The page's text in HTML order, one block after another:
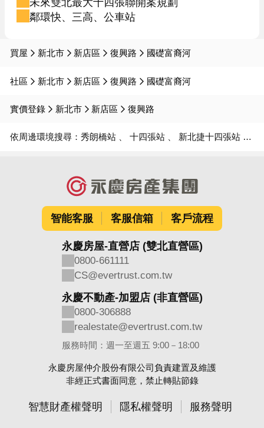
鄰環快、三高、公車站
買屋 新北市 新店區 復興路 國礎富裔河
社區 新北市 新店區 復興路 國礎富裔河
實價登錄 新北市 新店區 復興路
依周邊環境搜尋： 秀朗橋站 十四張站 新北捷十四張站
智能客服 客服信箱 客戶流程
永慶房屋-直營店 (雙北直營區)
0800-661111
CS@evertrust.com.tw
永慶不動產-加盟店 (非直營區)
0800-306888
realestate@evertrust.com.tw
服務時間：週一至週五 9:00－18:00
永慶房屋仲介股份有限公司負責建置及維護
非經正式書面同意，禁止轉貼節錄
智慧財產權聲明 隱私權聲明 服務聲明